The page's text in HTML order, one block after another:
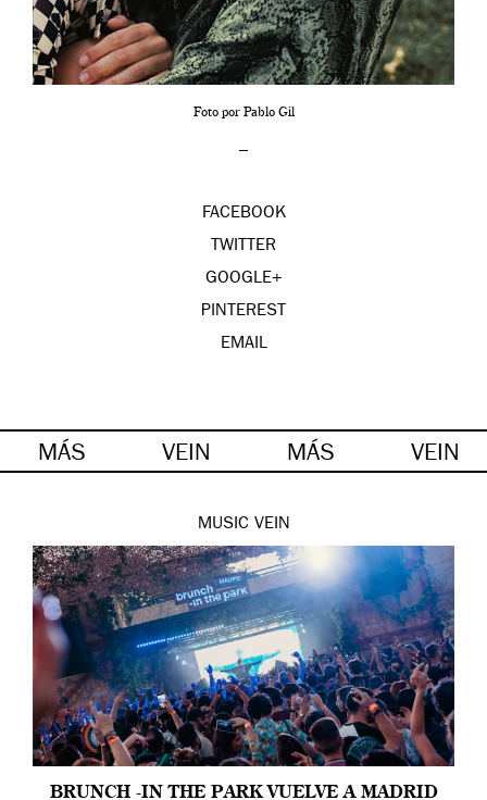
Foto por Pablo Gil
FACEBOOK
TWITTER
GOOGLE+
PINTEREST
EMAIL
MÁS VEIN MÁS VEIN
MUSIC VEIN
BRUNCH -IN THE PARK VUELVE A MADRID